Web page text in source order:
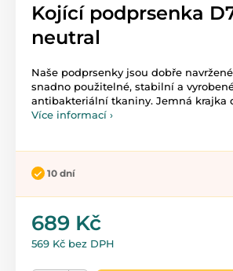
Kojící podprsenka
neutral
Naše podprsenky jsou dobře
snadno použitelné, stabilní a
antibakteriální tkaniny. Jemná krajka
Více informací ›
10 dní
689 Kč
569 Kč bez DPH